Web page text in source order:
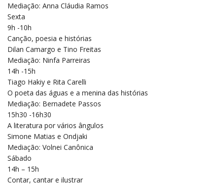
Mediação: Anna Cláudia Ramos
Sexta
9h -10h
Canção, poesia e histórias
Dilan Camargo e Tino Freitas
Mediação: Ninfa Parreiras
14h -15h
Tiago Hakiy e Rita Carelli
O poeta das águas e a menina das histórias
Mediação: Bernadete Passos
15h30 -16h30
A literatura por vários ângulos
Simone Matias e Ondjaki
Mediação: Volnei Canônica
Sábado
14h – 15h
Contar, cantar e ilustrar